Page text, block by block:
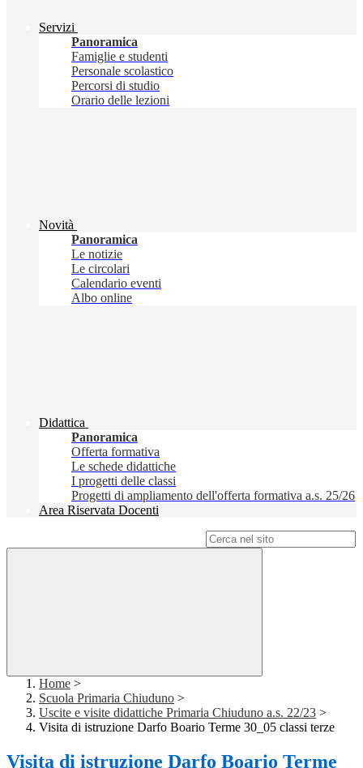
Servizi
Panoramica
Famiglie e studenti
Personale scolastico
Percorsi di studio
Orario delle lezioni
Novità
Panoramica
Le notizie
Le circolari
Calendario eventi
Albo online
Didattica
Panoramica
Offerta formativa
Le schede didattiche
I progetti delle classi
Progetti di ampliamento dell'offerta formativa a.s. 25/26
Area Riservata Docenti
Home >
Scuola Primaria Chiuduno >
Uscite e visite didattiche Primaria Chiuduno a.s. 22/23 >
Visita di istruzione Darfo Boario Terme 30_05 classi terze
Visita di istruzione Darfo Boario Terme